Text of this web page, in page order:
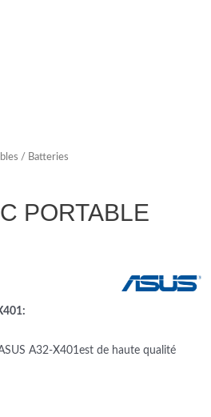
/ Batteries
PORTABLE
A32-X401est de haute qualité